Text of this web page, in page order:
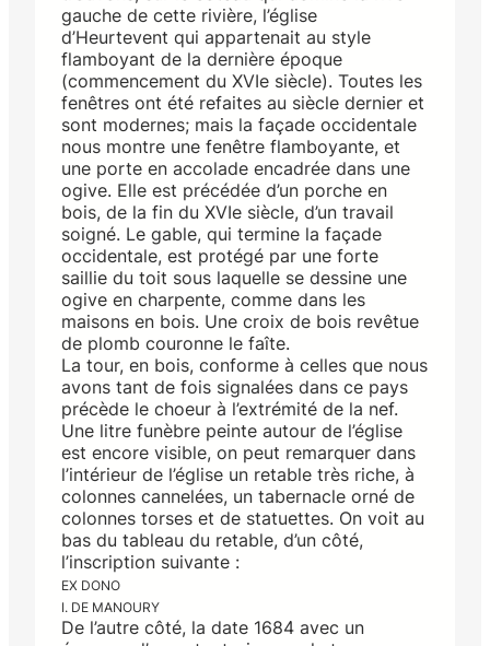
gauche de cette rivière, l’église
d’Heurtevent qui appartenait au style
flamboyant de la dernière époque
(commencement du XVIe siècle). Toutes les
fenêtres ont été refaites au siècle dernier et
sont modernes; mais la façade occidentale
nous montre une fenêtre flamboyante, et
une porte en accolade encadrée dans une
ogive. Elle est précédée d’un porche en
bois, de la fin du XVIe siècle, d’un travail
soigné. Le gable, qui termine la façade
occidentale, est protégé par une forte
saillie du toit sous laquelle se dessine une
ogive en charpente, comme dans les
maisons en bois. Une croix de bois revêtue
de plomb couronne le faîte.
La tour, en bois, conforme à celles que nous
avons tant de fois signalées dans ce pays
précède le choeur à l’extrémité de la nef.
Une litre funèbre peinte autour de l’église
est encore visible, on peut remarquer dans
l’intérieur de l’église un retable très riche, à
colonnes cannelées, un tabernacle orné de
colonnes torses et de statuettes. On voit au
bas du tableau du retable, d’un côté,
l’inscription suivante :
EX DONO
I. DE MANOURY
De l’autre côté, la date 1684 avec un